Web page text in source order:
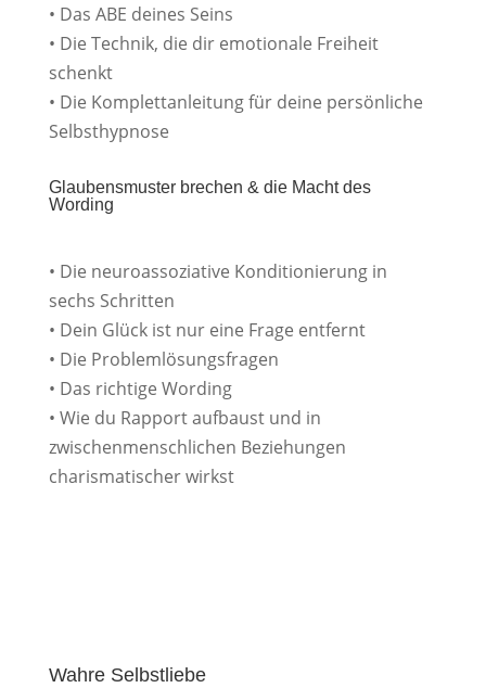
• Das ABE deines Seins
• Die Technik, die dir emotionale Freiheit
schenkt
• Die Komplettanleitung für deine persönliche
Selbsthypnose
Glaubensmuster brechen & die Macht des
Wording
• Die neuroassoziative Konditionierung in
sechs Schritten
• Dein Glück ist nur eine Frage entfernt
• Die Problemlösungsfragen
• Das richtige Wording
• Wie du Rapport aufbaust und in
zwischenmenschlichen Beziehungen
charismatischer wirkst
Wahre Selbstliebe